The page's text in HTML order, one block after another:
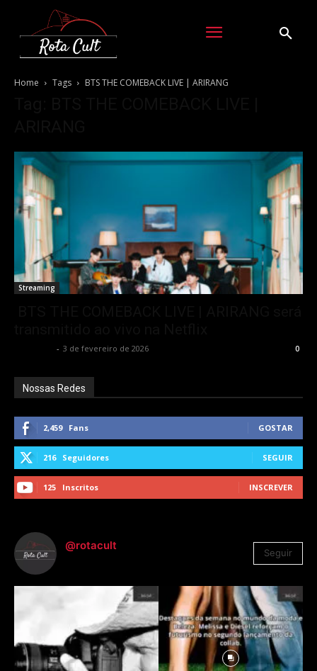
Home Tags BTS THE COMEBACK LIVE | ARIRANG
Streaming
- 3 de fevereiro de 2026 0
Nossas Redes
2,459 Fans GOSTAR
216 Seguidores SEGUIR
125 Inscritos INSCREVER
@rotacult
Seguir